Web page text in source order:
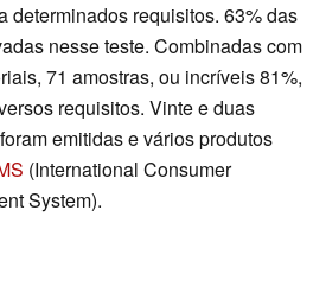
determinados requisitos. 63% das
nesse teste. Combinadas com
71 amostras, ou incríveis 81%,
requisitos. Vinte e duas
emitidas e vários produtos
(International Consumer
System).